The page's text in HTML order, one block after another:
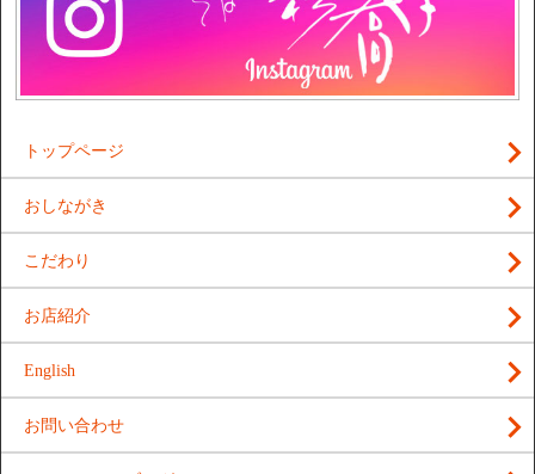
トップページ
おしながき
こだわり
お店紹介
English
お問い合わせ